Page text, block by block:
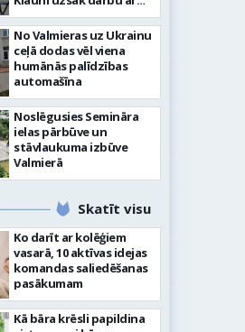
senioriem Vidzemes
slimnīcā
No Valmieras uz Ukrainu
ceļā dodas vēl viena
humānās palīdzības
automašīna
Noslēgusies Semināra
ielas pārbūve un
stāvlaukuma izbūve
Valmierā
Skatīt visu
Ko darīt ar kolēģiem
vasarā, 10 aktīvas idejas
komandas saliedēšanas
pasākumam
Kā bāra krēsli papildina